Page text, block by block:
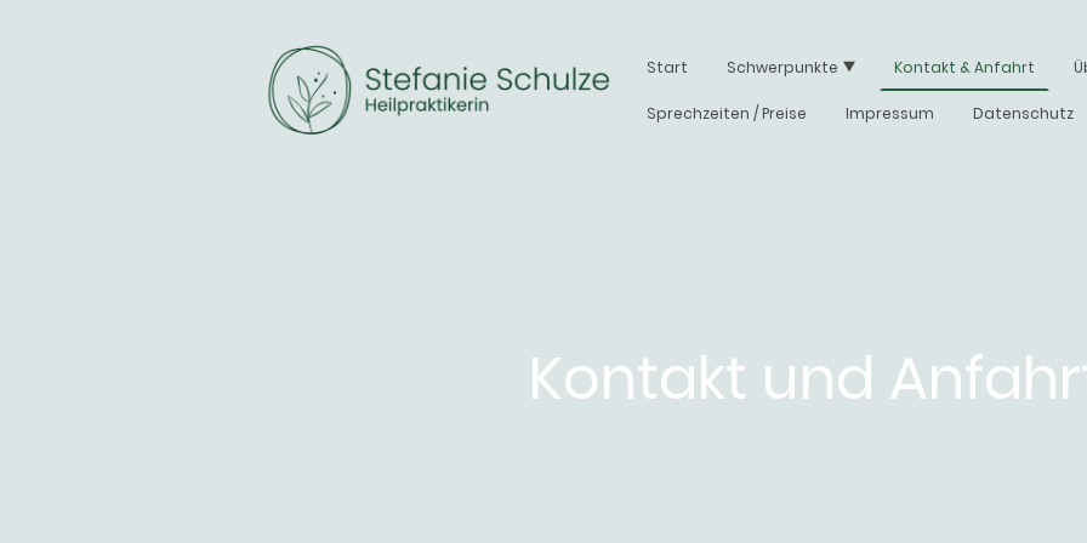
Start Schwerpunkte Kontakt & Anfahrt
Sprechzeiten / Preise Impressum Datenschutz
Kontakt und